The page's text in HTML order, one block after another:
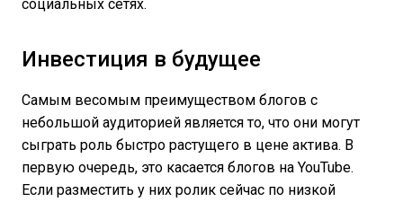
социальных сетях.
Инвестиция в будущее
Самым весомым преимуществом блогов с
небольшой аудиторией является то, что они могут
сыграть роль быстро растущего в цене актива. В
первую очередь, это касается блогов на YouTube.
Если разместить у них ролик сейчас по низкой